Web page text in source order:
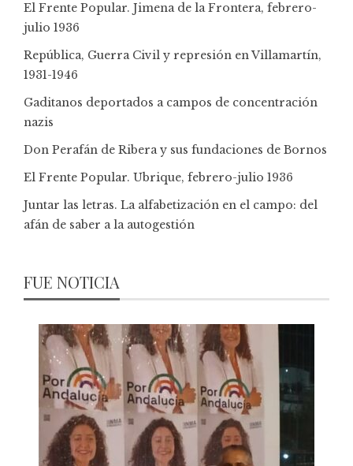
El Frente Popular. Jimena de la Frontera, febrero-
julio 1936
República, Guerra Civil y represión en Villamartín,
1931-1946
Gaditanos deportados a campos de concentración
nazis
Don Perafán de Ribera y sus fundaciones de Bornos
El Frente Popular. Ubrique, febrero-julio 1936
Juntar las letras. La alfabetización en el campo: del
afán de saber a la autogestión
FUE NOTICIA